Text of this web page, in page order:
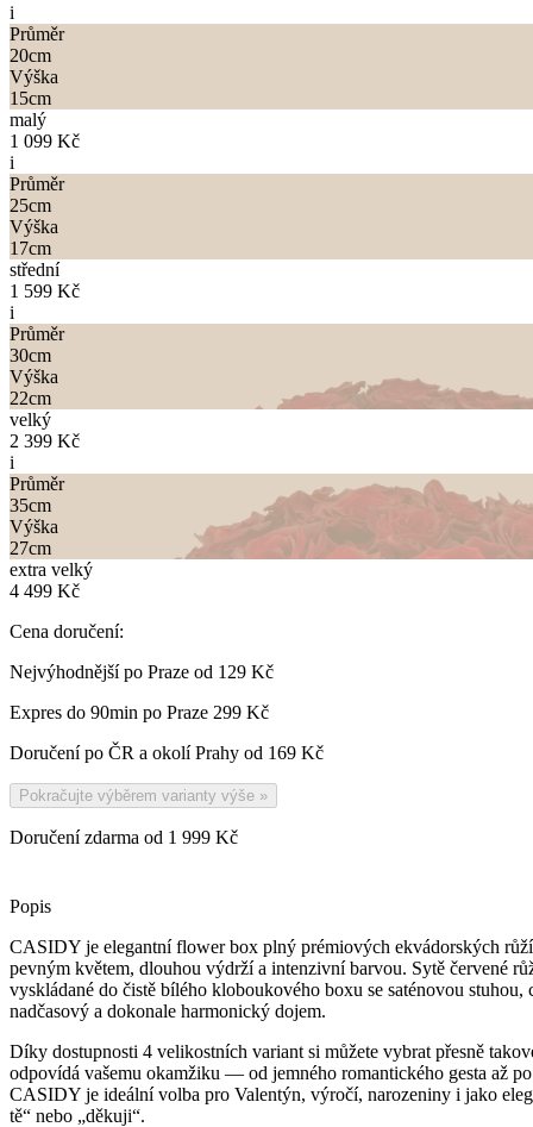
Popis
CASIDY je elegantní flower box plný prémiových ekvádorských
pevným květem, dlouhou výdrží a intenzivní barvou. Sytě červené
vyskládané do čistě bílého kloboukového boxu se saténovou
nadčasový a dokonale harmonický dojem.
Díky dostupnosti 4 velikostních variant si můžete vybrat přesně
odpovídá vašemu okamžiku — od jemného romantického gesta až
CASIDY je ideální volba pro Valentýn, výročí, narozeniny i jako
tě“ nebo „děkuji“.
i
Průměr
20cm
Výška
15cm
malý
1 099 Kč
i
Průměr
25cm
Výška
17cm
střední
1 599 Kč
i
Průměr
30cm
Výška
22cm
velký
2 399 Kč
i
Průměr
35cm
Výška
27cm
extra velký
4 499 Kč
Cena doručení:
Nejvýhodnější po Praze od 129 Kč
Expres do 90min po Praze 299 Kč
Doručení po ČR a okolí Prahy od 169 Kč
Pokračujte výběrem varianty výše »
Doručení zdarma od 1 999 Kč